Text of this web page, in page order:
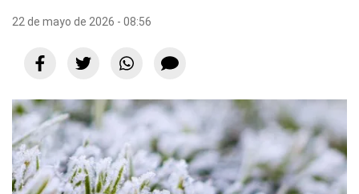
22 de mayo de 2026 - 08:56